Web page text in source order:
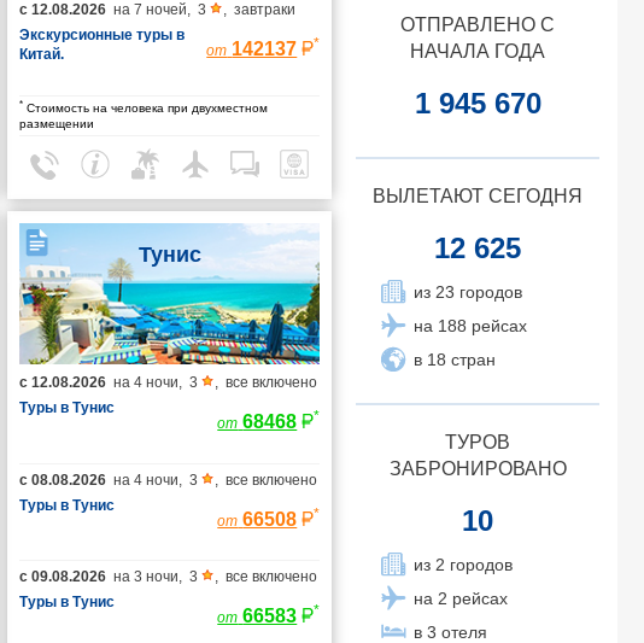
ОТПРАВЛЕНО С
НАЧАЛА ГОДА
1 945 670
ВЫЛЕТАЮТ СЕГОДНЯ
12 625
из 23 городов
на 188 рейсах
в 18 стран
ТУРОВ
ЗАБРОНИРОВАНО
10
из 2 городов
на 2 рейсах
в 3 отеля
Шанхай/вылет из
Пекина)
с12.08.2026 на7 ночей,3 ,завтраки
Экскурсионные туры в
Китай.
Шанхай/вылет из
Пекина)
от 142137 *
* Стоимость на человека при двухместном
размещении
Тунис
с12.08.2026 на4 ночи,3 ,все включено
Туры в Тунис
от 68468 *
с08.08.2026 на4 ночи,3 ,все включено
Туры в Тунис
от 66508 *
с09.08.2026 на3 ночи,3 ,все включено
Туры в Тунис
от 66583 *